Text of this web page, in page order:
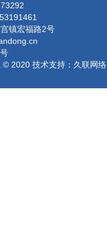
镇宏福路2号
2020 技术支持： 久联网络